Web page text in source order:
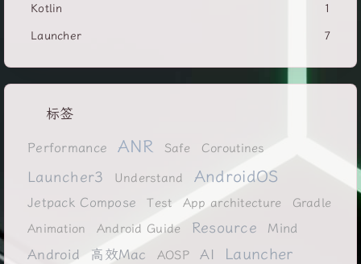
Kotlin
1
Launcher
7
标签
Performance ANR Safe Coroutines
Launcher3 Understand AndroidOS
Jetpack Compose Test App architecture
Gradle
Animation
Android Guide Resource Mind
Android 高效Mac AOSP AI Launcher